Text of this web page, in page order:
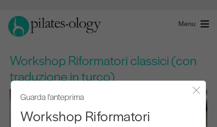
Menu
Workshop Riformatori classici (con
traduzione in turco)
Guarda l'anteprima
Workshop Riformatori